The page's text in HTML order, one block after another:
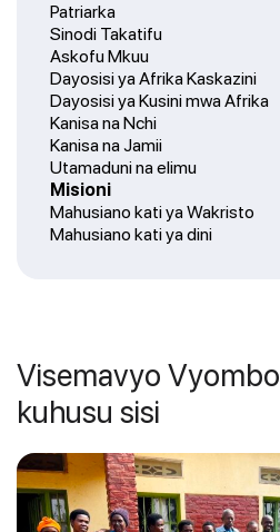
Patriarka
Sinodi Takatifu
Askofu Mkuu
Dayosisi ya Afrika Kaskazini
Dayosisi ya Kusini mwa Afrika
Kanisa na Nchi
Kanisa na Jamii
Utamaduni na elimu
Misioni
Mahusiano kati ya Wakristo
Mahusiano kati ya dini
Visemavyo
kuhusu sisi